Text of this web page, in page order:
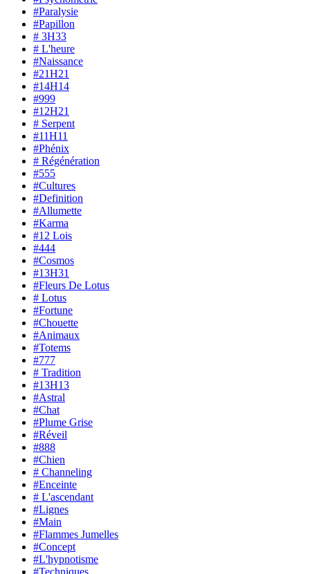
#Paralysie
#Papillon
# 3H33
# L'heure
#Naissance
#21H21
#14H14
#999
#12H21
# Serpent
#11H11
#Phénix
# Régénération
#555
#Cultures
#Definition
#Allumette
#Karma
#12 Lois
#444
#Cosmos
#13H31
#Fleurs De Lotus
# Lotus
#Fortune
#Chouette
#Animaux
#Totems
#777
# Tradition
#13H13
#Astral
#Chat
#Plume Grise
#Réveil
#888
#Chien
# Channeling
#Enceinte
# L'ascendant
#Lignes
#Main
#Flammes Jumelles
#Concept
#L'hypnotisme
#Techniques